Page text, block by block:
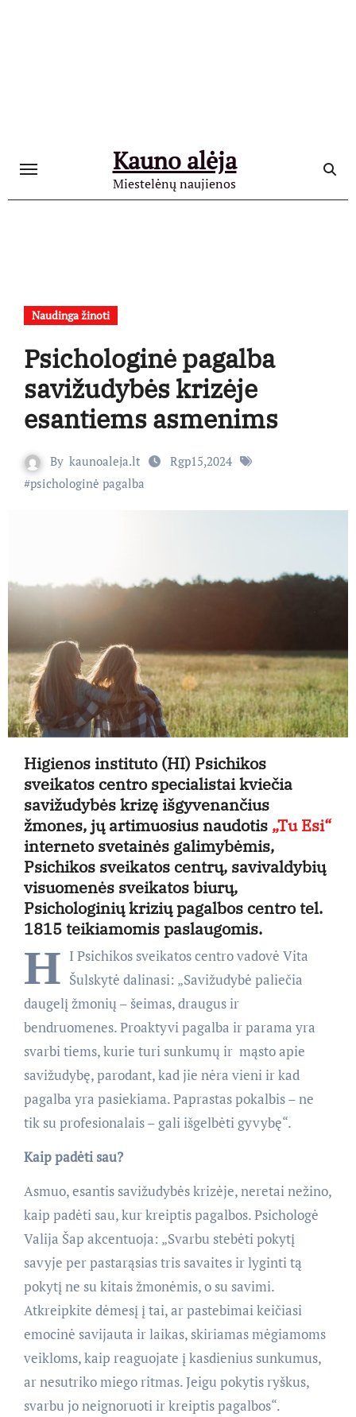
Kauno alėja
Miestelėnų naujienos
Naudinga žinoti
Psichologinė pagalba
savižudybės krizėje
esantiems asmenims
By kaunoaleja.lt
Rgp15,2024
#psichologinė pagalba
Higienos instituto (HI) Psichikos
sveikatos centro specialistai kviečia
savižudybės krizę išgyvenančius
žmones, jų artimuosius naudotis „Tu Esi“
interneto svetainės galimybėmis,
Psichikos sveikatos centrų, savivaldybių
visuomenės sveikatos biurų,
Psichologinių krizių pagalbos centro tel.
1815 teikiamomis paslaugomis.
H I Psichikos sveikatos centro vadovė Vita
Šulskytė dalinasi: „Savižudybė paliečia
daugelį žmonių – šeimas, draugus ir
bendruomenes. Proaktyvi pagalba ir parama yra
svarbi tiems, kurie turi sunkumų ir mąsto apie
savižudybę, parodant, kad jie nėra vieni ir kad
pagalba yra pasiekiama. Paprastas pokalbis – ne
tik su profesionalais – gali išgelbėti gyvybę“.
Kaip padėti sau?
Asmuo, esantis savižudybės krizėje, neretai nežino,
kaip padėti sau, kur kreiptis pagalbos. Psichologė
Valija Šap akcentuoja: „Svarbu stebėti pokytį
savyje per pastarąsias tris savaites ir lyginti tą
pokytį ne su kitais žmonėmis, o su savimi.
Atkreipkite dėmesį į tai, ar pastebimai keičiasi
emocinė savijauta ir laikas, skiriamas mėgiamoms
veikloms, kaip reaguojate į kasdienius sunkumus,
ar nesutriko miego ritmas. Jeigu pokytis ryškus,
svarbu jo neignoruoti ir kreiptis pagalbos“.